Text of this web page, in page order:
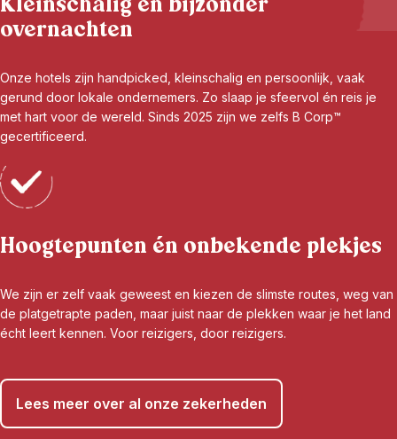
overnachten
Onze hotels zijn handpicked, kleinschalig en persoonlijk, vaak
gerund door lokale ondernemers. Zo slaap je sfeervol én reis je
met hart voor de wereld. Sinds 2025 zijn we zelfs B Corp™
gecertificeerd.
Hoogtepunten én onbekende plekjes
We zijn er zelf vaak geweest en kiezen de slimste routes, weg van
de platgetrapte paden, maar juist naar de plekken waar je het land
écht leert kennen. Voor reizigers, door reizigers.
Lees meer over al onze zekerheden